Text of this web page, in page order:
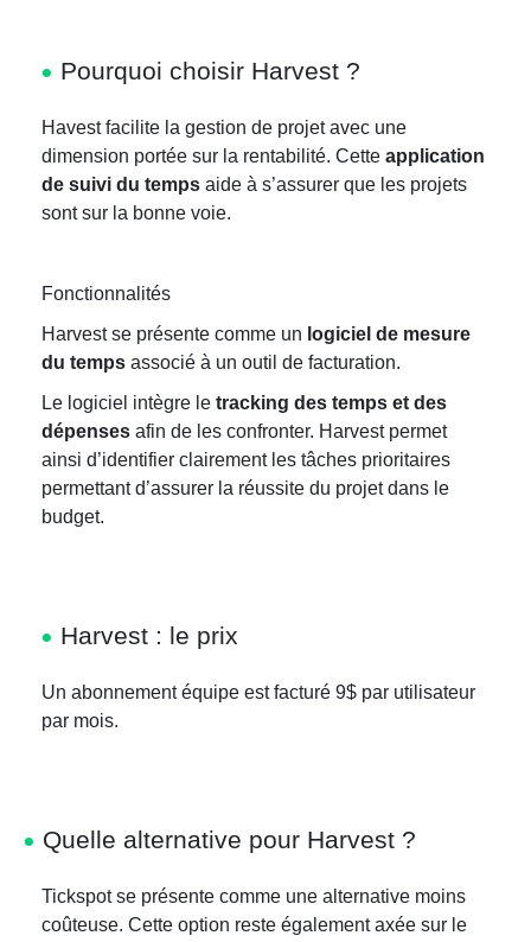
Pourquoi choisir Harvest ?
Havest facilite la gestion de projet avec une
dimension portée sur la rentabilité. Cette application
de suivi du temps aide à s’assurer que les projets
sont sur la bonne voie.
Fonctionnalités
Harvest se présente comme un logiciel de mesure
du temps associé à un outil de facturation.
Le logiciel intègre le tracking des temps et des
dépenses afin de les confronter. Harvest permet
ainsi d’identifier clairement les tâches prioritaires
permettant d’assurer la réussite du projet dans le
budget.
Harvest : le prix
Un abonnement équipe est facturé 9$ par utilisateur
par mois.
Quelle alternative pour Harvest ?
Tickspot se présente comme une alternative moins
coûteuse. Cette option reste également axée sur le